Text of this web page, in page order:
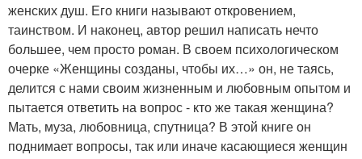
женских душ. Его книги называют откровением,
таинством. И наконец, автор решил написать нечто
большее, чем просто роман. В своем психологическом
очерке «Женщины созданы, чтобы их…» он, не таясь,
делится с нами своим жизненным и любовным опытом и
пытается ответить на вопрос - кто же такая женщина?
Мать, муза, любовница, спутница? В этой книге он
поднимает вопросы, так или иначе касающиеся женщин